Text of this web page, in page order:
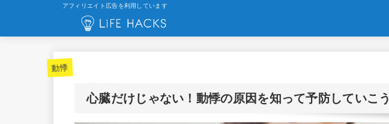
アフィリエイト広告を利用しています
動悸
心臓だけじゃない！動悸の原因を知って予防していこう